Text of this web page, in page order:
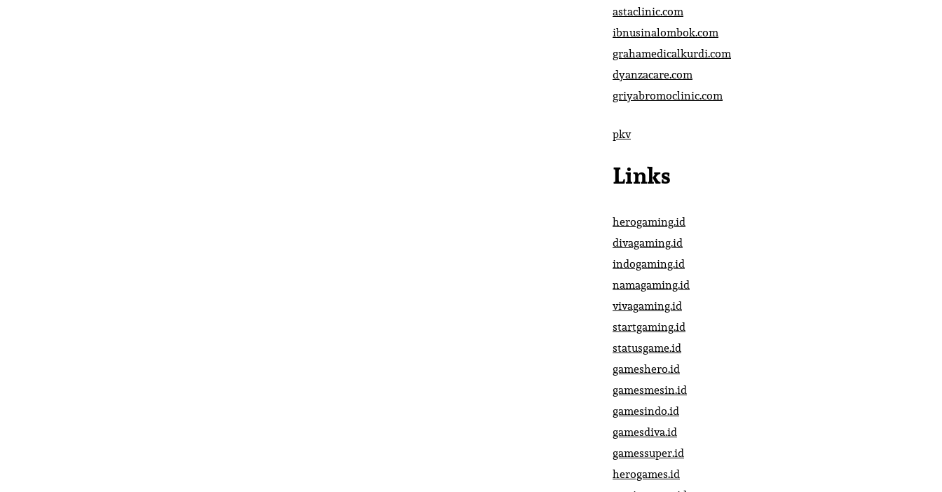
astaclinic.com
ibnusinalombok.com
grahamedicalkurdi.com
dyanzacare.com
griyabromoclinic.com
pkv
Links
herogaming.id
divagaming.id
indogaming.id
namagaming.id
vivagaming.id
startgaming.id
statusgame.id
gameshero.id
gamesmesin.id
gamesindo.id
gamesdiva.id
gamessuper.id
herogames.id